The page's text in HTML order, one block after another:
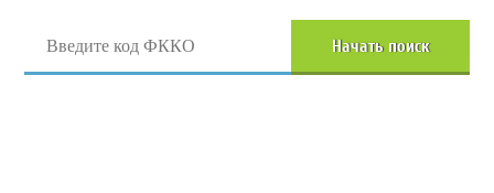
Начать поиск